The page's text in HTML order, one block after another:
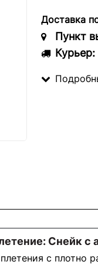
Доставка
Пункт
Курьер:
Снейк с
с плотно